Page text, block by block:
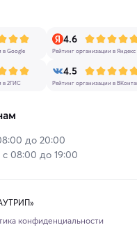
в Google
4.6
Рейтинг организации в Яндекс
в 2ГИС
4.5
Рейтинг организации в
до 20:00
08:00 до 19:00
конфиденциальности